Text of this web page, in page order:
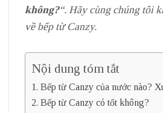
không?“. Hãy cùng chúng tôi
về bếp từ Canzy.
Nội dung tóm tắt
Bếp từ Canzy của nước nào?
Bếp từ Canzy có tốt không?